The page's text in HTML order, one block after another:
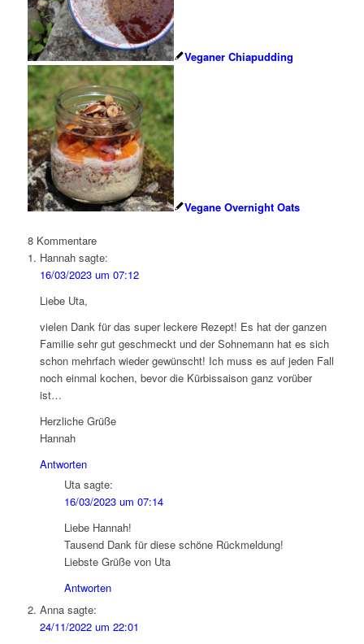
Veganer Chiapudding
Vegane Overnight Oats
8 Kommentare
Hannah sagte:
16/03/2023 um 07:12
Liebe Uta,
vielen Dank für das super leckere Rezept! Es hat der ganzen
Familie sehr gut geschmeckt und der Sohnemann hat es sich
schon mehrfach wieder gewünscht! Ich muss es auf jeden Fall
noch einmal kochen, bevor die Kürbissaison ganz vorüber
ist…
Herzliche Grüße
Hannah
Antworten
Uta sagte:
16/03/2023 um 07:14
Liebe Hannah!
Tausend Dank für diese schöne Rückmeldung!
Liebste Grüße von Uta
Antworten
Anna sagte:
24/11/2022 um 22:01